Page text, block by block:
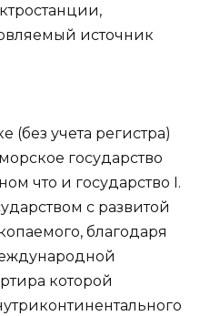
источник
(без учета регистра)
государство
что и государство I.
с развитой
благодаря
которой